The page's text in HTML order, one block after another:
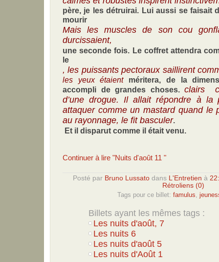
père, je les détruirai. Lui aussi se faisait
mourir
Mais les muscles de son cou
durcissaient,
une seconde fois. Le coffret attendra
le
, les puissants pectoraux saillirent
les yeux étaient méritera, de la
accompli de grandes choses. clairs
d’une drogue. Il allait répondre à la
attaquer comme un mastard quand le
au rayonnage, le fit basculer.
Et il disparut comme il était venu.
Continuer à lire "Nuits d'août 11 "
Posté par Bruno Lussato dans L'Entretien à
Rétroliens (0)
Tags pour ce billet: famulus
Billets ayant les mêmes tags :
Les nuits d'août, 7
Les nuits 6
Les nuits d'août 5
Les nuits d'Août 1